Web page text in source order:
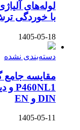
با خوردگی
1405-05-18
دسته‌بندی نشده
DIN و EN
1405-05-11